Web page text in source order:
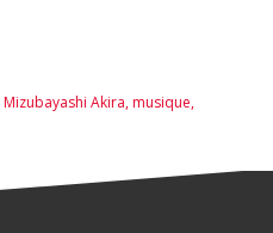
Mizubayashi Akira,musique,